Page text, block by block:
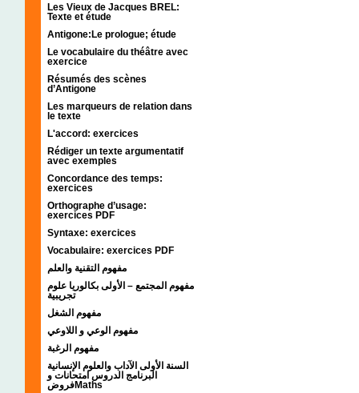
Les Vieux de Jacques BREL:
Texte et étude
Antigone:Le prologue; étude
Le vocabulaire du théâtre avec
exercice
Résumés des scènes
d’Antigone
Les marqueurs de relation dans
le texte
L'accord: exercices
Rédiger un texte argumentatif
avec exemples
Concordance des temps:
exercices
Orthographe d’usage:
exercices PDF
Syntaxe: exercices
Vocabulaire: exercices PDF
مفهوم التقنية والعلم
مفهوم المجتمع – الأولى بكالوريا علوم
تجريبية
مفهوم الشغل
مفهوم الوعي و اللاوعي
مفهوم الرغبة
السنة الأولى الآداب والعلوم الإنسانية
البرنامج الدروس امتحانات و
فروضMaths